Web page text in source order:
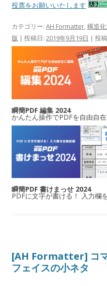
投票をお願いいたします
カテゴリー: AH Formatter,構造
版 | 投稿日: 2019年9月19日 | 投
瞬簡PDF 編集 2024
かんたん操作でPDFを自由自
瞬簡PDF 書けまっせ 2024
PDFに文字が書ける！ 入力欄
[AH Formatter] コ
フェイスの小ネタ